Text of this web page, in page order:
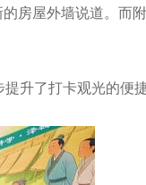
房屋外墙说道。而
升了打卡观光的便捷